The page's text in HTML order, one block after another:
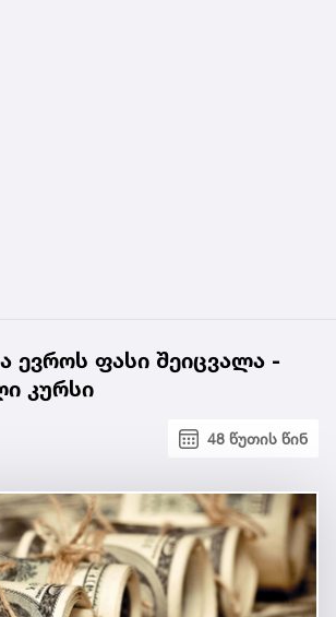
ფასი შეიცვალა -
კურსი
48 წუთის წინ